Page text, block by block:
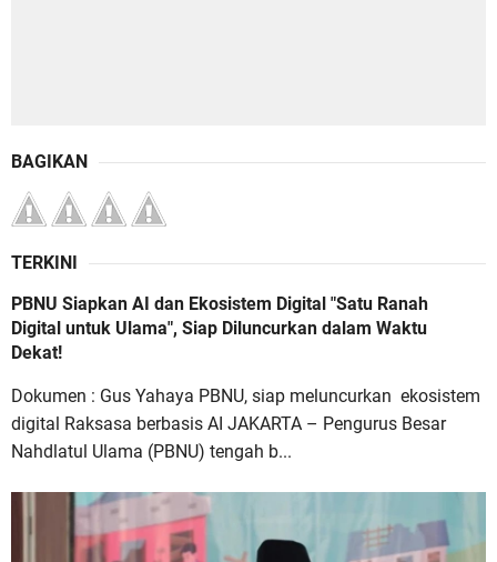
BAGIKAN
TERKINI
PBNU Siapkan AI dan Ekosistem Digital "Satu Ranah
Digital untuk Ulama", Siap Diluncurkan dalam Waktu
Dekat!
Dokumen : Gus Yahaya PBNU, siap meluncurkan ekosistem
digital Raksasa berbasis AI JAKARTA – Pengurus Besar
Nahdlatul Ulama (PBNU) tengah b...